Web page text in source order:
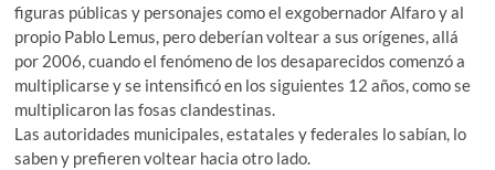
figuras públicas y personajes como el exgobernador Alfaro y al
propio Pablo Lemus, pero deberían voltear a sus orígenes, allá
por 2006, cuando el fenómeno de los desaparecidos comenzó a
multiplicarse y se intensificó en los siguientes 12 años, como se
multiplicaron las fosas clandestinas.
Las autoridades municipales, estatales y federales lo sabían, lo
saben y prefieren voltear hacia otro lado.